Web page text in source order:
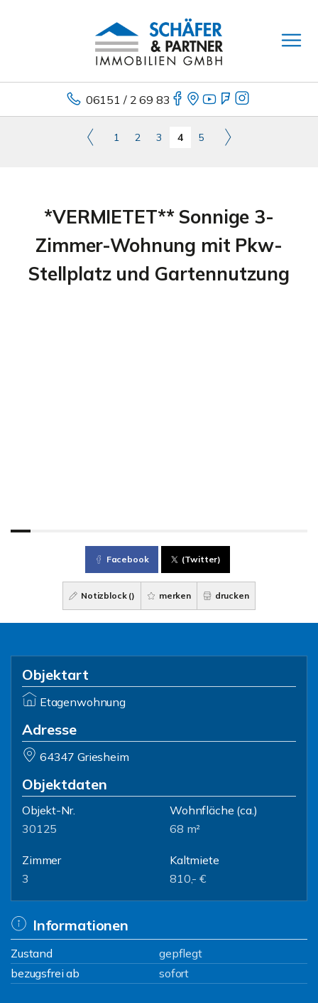
06151 / 2 69 83
1 2 3 4 5
*VERMIETET** Sonnige 3-
Zimmer-Wohnung mit Pkw-
Stellplatz und Gartennutzung
Facebook (Twitter)
Notizblock () merken drucken
Objektart
Etagenwohnung
Adresse
64347 Griesheim
Objektdaten
Objekt-Nr.
30125
Wohnfläche (ca.)
68 m²
Zimmer
3
Kaltmiete
810,- €
Informationen
Zustand
gepflegt
bezugsfrei ab
sofort